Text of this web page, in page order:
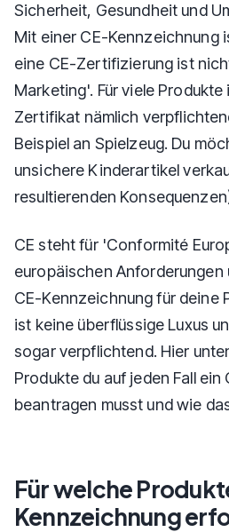
Sicherheit, Gesundheit und
Mit einer CE-Kennzeichnung
eine CE-Zertifizierung ist
Marketing'. Für viele
Zertifikat nämlich
Beispiel an Spielzeug. Du
unsichere Kinderartikel
resultierenden
CE steht für 'Conformité
europäischen Anforderungen
CE-Kennzeichnung für deine
ist keine überflüssige Luxus
sogar verpflichtend. Hier
Produkte du auf jeden Fall
beantragen musst und wie
Für welche
Kennzeichnung